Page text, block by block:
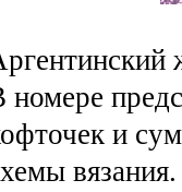
номере
и
вязания.